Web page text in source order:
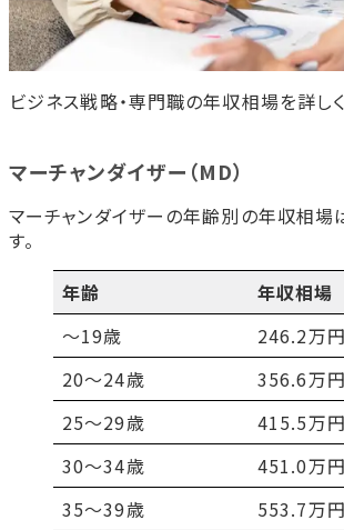
ビジネス戦略・専門職の年収相場を詳し
マーチャンダイザー（MD）
マーチャンダイザーの年齢別の年収相場
す。
年齢
年収相場
～19歳
246.2万円
20～24歳
356.6万円
25～29歳
415.5万円
30～34歳
451.0万円
35～39歳
553.7万円